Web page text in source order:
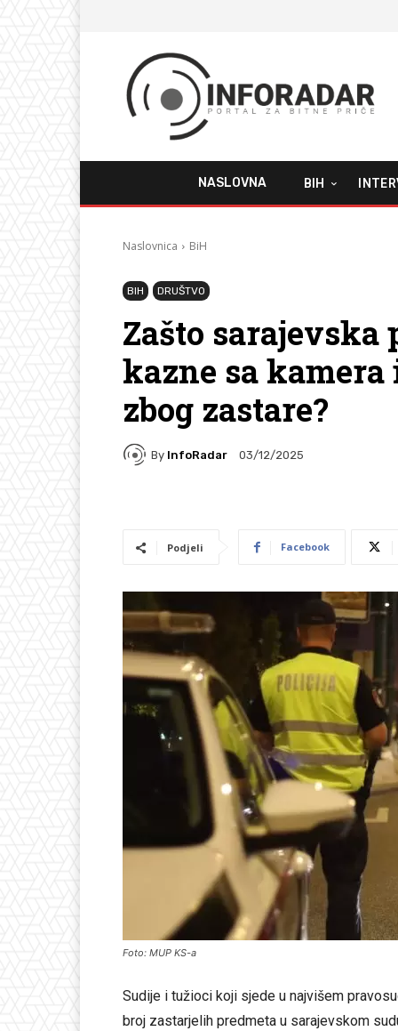
NASLOVNA BIH
Naslovnica BiH
BIH DRUŠTVO
Zašto
kazne sa
zbog zastare?
By InfoRadar 03/12/2025
Podjeli Facebook
Foto: MUP KS-a
Sudije i tužioci koji sjede u najvišem
broj zastarjelih predmeta u sarajevskom